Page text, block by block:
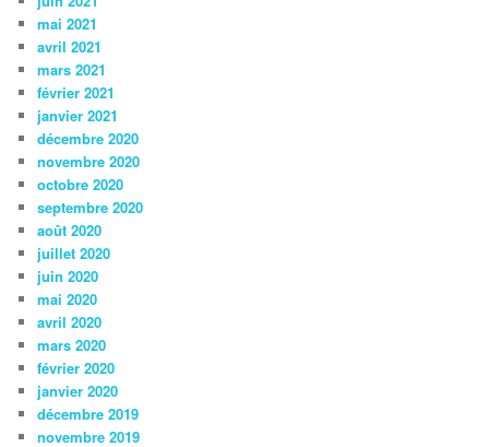
mai 2021
avril 2021
mars 2021
février 2021
janvier 2021
décembre 2020
novembre 2020
octobre 2020
septembre 2020
août 2020
juillet 2020
juin 2020
mai 2020
avril 2020
mars 2020
février 2020
janvier 2020
décembre 2019
novembre 2019